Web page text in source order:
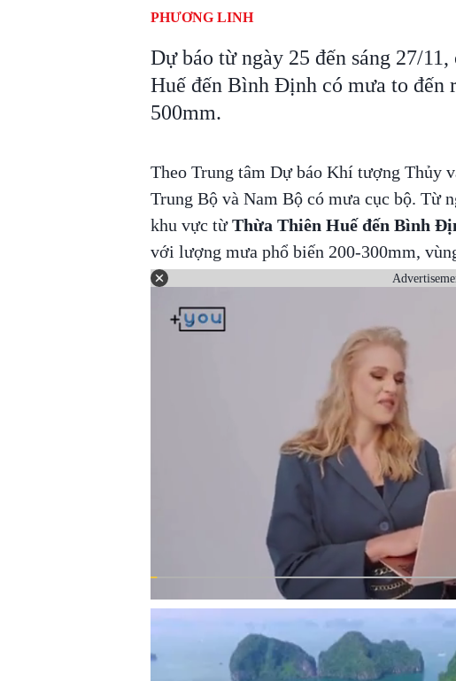
PHƯƠNG LINH
Dự báo từ ngày 25 đến sáng 27/
Huế đến Bình Định có mưa to đến
500mm.
Theo Trung tâm Dự báo Khí tượng Thủy
Trung Bộ và Nam Bộ có mưa cục bộ. Từ
khu vực từThừa Thiên Huế đến Bình
với lượng mưa phổ biến 200-300mm,